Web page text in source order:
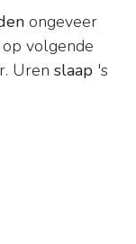
ongeveer
volgende
Uren slaap 's